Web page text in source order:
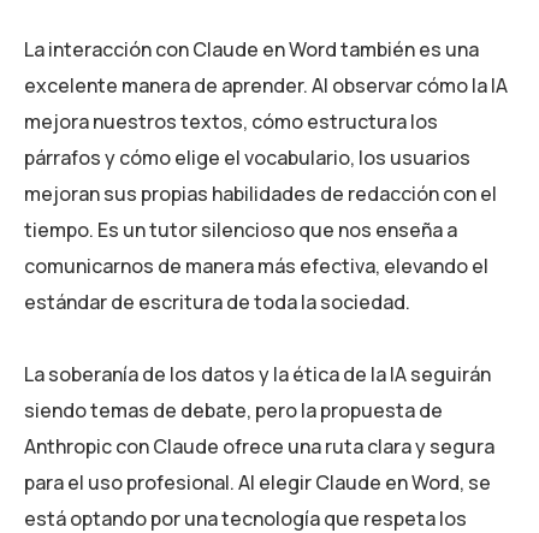
La interacción con Claude en Word también es una
excelente manera de aprender. Al observar cómo la IA
mejora nuestros textos, cómo estructura los
párrafos y cómo elige el vocabulario, los usuarios
mejoran sus propias habilidades de redacción con el
tiempo. Es un tutor silencioso que nos enseña a
comunicarnos de manera más efectiva, elevando el
estándar de escritura de toda la sociedad.
La soberanía de los datos y la ética de la IA seguirán
siendo temas de debate, pero la propuesta de
Anthropic con Claude ofrece una ruta clara y segura
para el uso profesional. Al elegir Claude en Word, se
está optando por una tecnología que respeta los